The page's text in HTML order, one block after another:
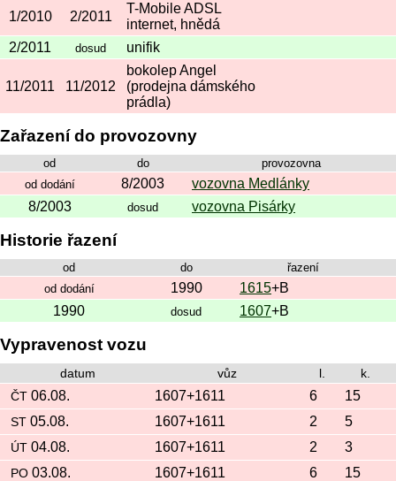
1/2010 2/2011
T-Mobile ADSL
internet, hnědá
2/2011
dosud unifik
11/2011 11/2012
bokolep Angel
(prodejna dámského
prádla)
Zařazení do provozovny
od do
provozovna
od dodání
8/2003
vozovna Medlánky
8/2003
dosud vozovna Pisárky
Historie řazení
od do
řazení
od dodání
1990 1615+B
1990
dosud 1607+B
Vypravenost vozu
datum vůz l.
k.
ČT 06.08. 1607+1611 6 15
ST 05.08. 1607+1611 2 5
ÚT 04.08. 1607+1611 2 3
PO 03.08. 1607+1611 6 15